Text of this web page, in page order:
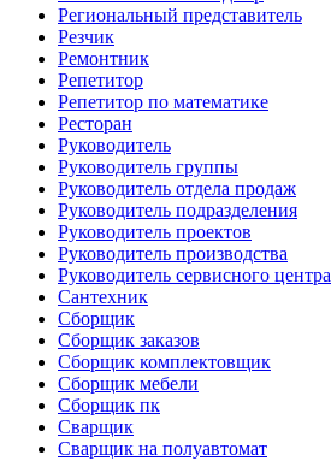
Региональный представитель
Резчик
Ремонтник
Репетитор
Репетитор по математике
Ресторан
Руководитель
Руководитель группы
Руководитель отдела продаж
Руководитель подразделения
Руководитель проектов
Руководитель производства
Руководитель сервисного центра
Сантехник
Сборщик
Сборщик заказов
Сборщик комплектовщик
Сборщик мебели
Сборщик пк
Сварщик
Сварщик на полуавтомат